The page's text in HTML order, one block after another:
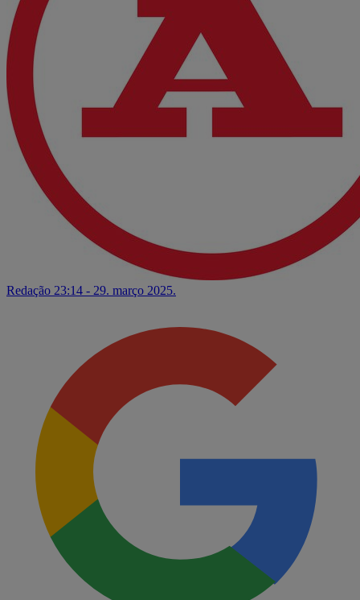
Redação 23:14 - 29. março 2025.